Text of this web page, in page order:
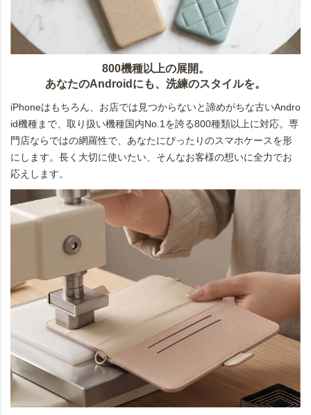
800機種以上の展開。
あなたのAndroidにも、洗練のスタイルを。
iPhoneはもちろん、お店では見つからないと諦めがちな古いAndro
id機種まで、取り扱い機種国内No.1を誇る800種類以上に対応。専
門店ならではの網羅性で、あなたにぴったりのスマホケースを形
にします。長く大切に使いたい、そんなお客様の想いに全力でお
応えします。